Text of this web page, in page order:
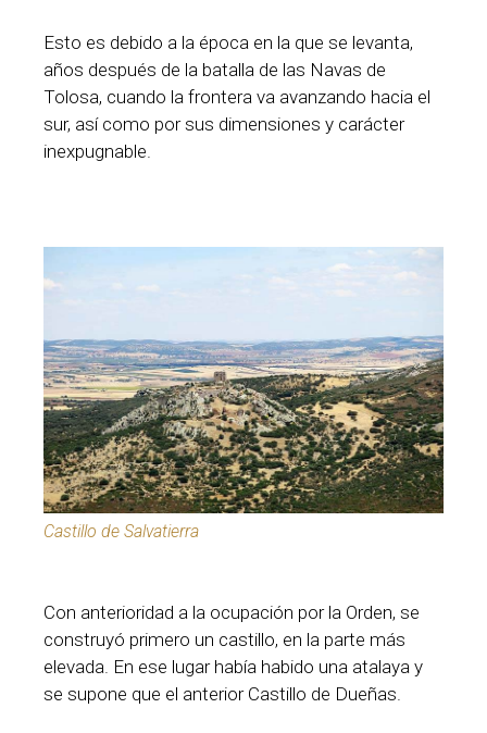
Esto es debido a la época en la que se levanta,
años después de la batalla de las Navas de
Tolosa, cuando la frontera va avanzando hacia el
sur, así como por sus dimensiones y carácter
inexpugnable.
Castillo de Salvatierra
Con anterioridad a la ocupación por la Orden, se
construyó primero un castillo, en la parte más
elevada. En ese lugar había habido una atalaya y
se supone que el anterior Castillo de Dueñas.